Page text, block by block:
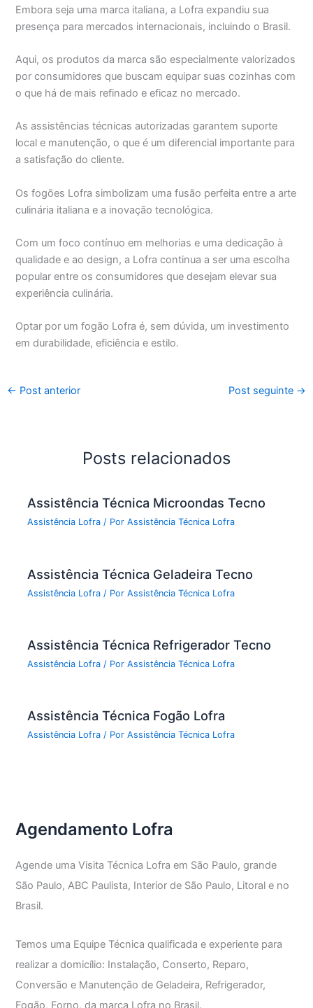
Embora seja uma marca italiana, a Lofra expandiu sua
presença para mercados internacionais, incluindo o Brasil.
Aqui, os produtos da marca são especialmente valorizados
por consumidores que buscam equipar suas cozinhas com
o que há de mais refinado e eficaz no mercado.
As assistências técnicas autorizadas garantem suporte
local e manutenção, o que é um diferencial importante para
a satisfação do cliente.
Os fogões Lofra simbolizam uma fusão perfeita entre a arte
culinária italiana e a inovação tecnológica.
Com um foco contínuo em melhorias e uma dedicação à
qualidade e ao design, a Lofra continua a ser uma escolha
popular entre os consumidores que desejam elevar sua
experiência culinária.
Optar por um fogão Lofra é, sem dúvida, um investimento
em durabilidade, eficiência e estilo.
← Post anterior Post seguinte →
Posts relacionados
Assistência Técnica Microondas Tecno
Assistência Lofra / PorAssistência Técnica Lofra
Assistência Técnica Geladeira Tecno
Assistência Lofra / PorAssistência Técnica Lofra
Assistência Técnica Refrigerador Tecno
Assistência Lofra / PorAssistência Técnica Lofra
Assistência Técnica Fogão Lofra
Assistência Lofra / PorAssistência Técnica Lofra
Agendamento Lofra
Agende uma Visita Técnica Lofra em São Paulo, grande
São Paulo, ABC Paulista, Interior de São Paulo, Litoral e no
Brasil.
Temos uma Equipe Técnica qualificada e experiente para
realizar a domicílio: Instalação, Conserto, Reparo,
Conversão e Manutenção de Geladeira, Refrigerador,
Fogão, Forno, da marca Lofra no Brasil.